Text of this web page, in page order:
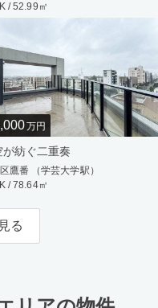
/ 52.99㎡
万円
が紡ぐ二重奏
鷹番 （学芸大学駅）
/ 78.64㎡
る